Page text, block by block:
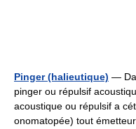
Pinger (halieutique) —
pinger ou répulsif
acoustique ou répulsif a
onomatopée) tout